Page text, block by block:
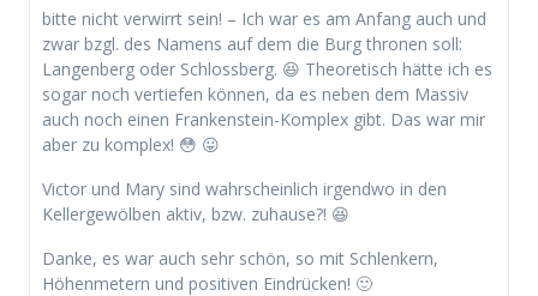
bitte nicht verwirrt sein! – Ich war es am Anfang auch und
zwar bzgl. des Namens auf dem die Burg thronen soll:
Langenberg oder Schlossberg. 😆 Theoretisch hätte ich es
sogar noch vertiefen können, da es neben dem Massiv
auch noch einen Frankenstein-Komplex gibt. Das war mir
aber zu komplex! 😳 😛
Victor und Mary sind wahrscheinlich irgendwo in den
Kellergewölben aktiv, bzw. zuhause?! 😆
Danke, es war auch sehr schön, so mit Schlenkern,
Höhenmetern und positiven Eindrücken! 🙂